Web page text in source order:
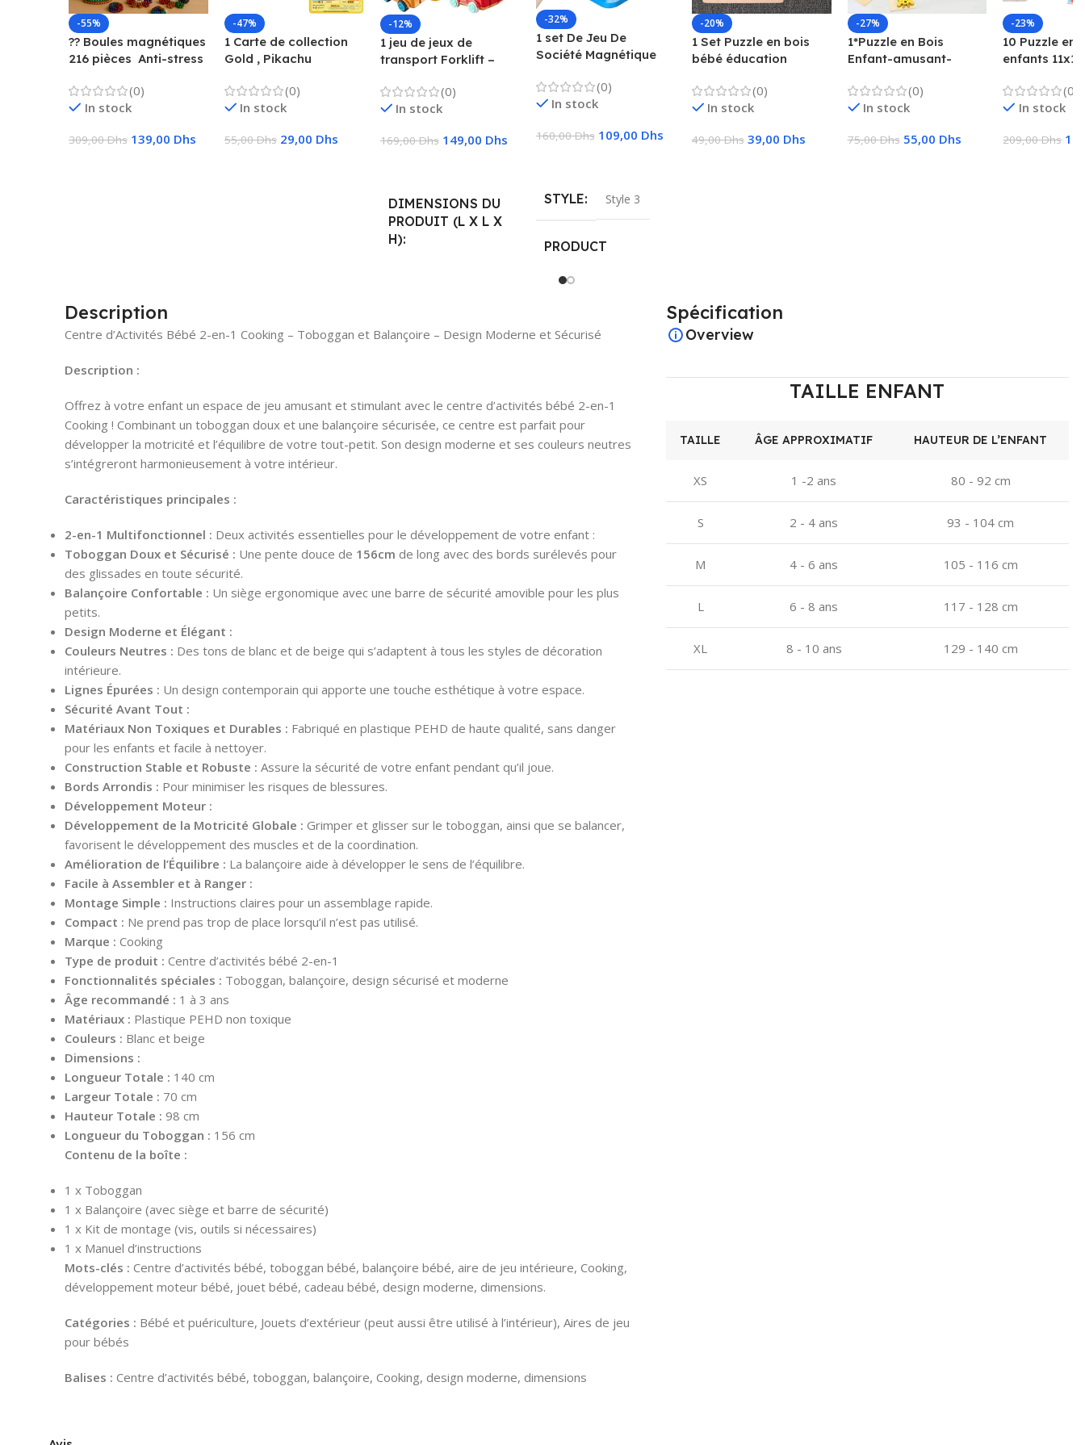
-55%
?? Boules magnétiques
216 pièces  Anti-stress
(0)
In stock
309,00Dhs 139,00 Dhs
-47%
1 Carte de collection
Gold , Pikachu
EX, Métal (0)
In stock
55,00Dhs 29,00 Dhs
-12%
1 jeu de jeux de
transport Forklift –
élévateur, camion
avec fonctions pour
(0)
In stock
169,00Dhs 149,00 Dhs
DIMENSIONS DU
PRODUIT (L X L X
H)
ÂGE
‎24 mois – 5 ans
MATIÈRE
DISPONIBILITÉ
‎Information
indisponible sur les
ASIN
(DESCRIPTION)
-32%
1 set De Jeu De
Société Magnétique
L’imagination Et La
Créativité, Convient
Familial 28x28x4cm
(0)
In stock
160,00Dhs 109,00 Dhs
STYLE Style 3
PRODUCT
AGE
36 months and up
‎magnet102
LANGUAGE:
NUMBER OF GAME
PLAYERS
ASIN
-20%
1 Set Puzzle en bois
bébé éducation
enfants pensée
logique carré jouet
(0)
In stock
49,00Dhs 39,00 Dhs
-27%
1*Puzzle en Bois
Enfant-amusant-
(0)
In stock
75,00Dhs 55,00 Dhs
-23%
10 Puzzle en
enfants
cadeaux (0)
In stock
209,00Dhs
Description
Centre d’Activités Bébé 2-en-1 Cooking – Toboggan et Balançoire – Design Moderne et Sécurisé
Description :
Offrez à votre enfant un espace de jeu amusant et stimulant avec le centre d’activités bébé 2-en-1
Cooking ! Combinant un toboggan doux et une balançoire sécurisée, ce centre est parfait pour
développer la motricité et l’équilibre de votre tout-petit. Son design moderne et ses couleurs neutres
s’intégreront harmonieusement à votre intérieur.
Caractéristiques principales :
2-en-1 Multifonctionnel : Deux activités essentielles pour le développement de votre enfant :
Toboggan Doux et Sécurisé : Une pente douce de 156cm de long avec des bords surélevés pour
des glissades en toute sécurité.
Balançoire Confortable : Un siège ergonomique avec une barre de sécurité amovible pour les plus
petits.
Design Moderne et Élégant :
Couleurs Neutres : Des tons de blanc et de beige qui s’adaptent à tous les styles de décoration
intérieure.
Lignes Épurées : Un design contemporain qui apporte une touche esthétique à votre espace.
Sécurité Avant Tout :
Matériaux Non Toxiques et Durables : Fabriqué en plastique PEHD de haute qualité, sans danger
pour les enfants et facile à nettoyer.
Construction Stable et Robuste : Assure la sécurité de votre enfant pendant qu’il joue.
Bords Arrondis : Pour minimiser les risques de blessures.
Développement Moteur :
Développement de la Motricité Globale : Grimper et glisser sur le toboggan, ainsi que se balancer,
favorisent le développement des muscles et de la coordination.
Amélioration de l’Équilibre : La balançoire aide à développer le sens de l’équilibre.
Facile à Assembler et à Ranger :
Montage Simple : Instructions claires pour un assemblage rapide.
Compact : Ne prend pas trop de place lorsqu’il n’est pas utilisé.
Marque : Cooking
Type de produit : Centre d’activités bébé 2-en-1
Fonctionnalités spéciales : Toboggan, balançoire, design sécurisé et moderne
Âge recommandé : 1 à 3 ans
Matériaux : Plastique PEHD non toxique
Couleurs : Blanc et beige
Dimensions :
Longueur Totale : 140 cm
Largeur Totale : 70 cm
Hauteur Totale : 98 cm
Longueur du Toboggan : 156 cm
Contenu de la boîte :
1 x Toboggan
1 x Balançoire (avec siège et barre de sécurité)
1 x Kit de montage (vis, outils si nécessaires)
1 x Manuel d’instructions
Mots-clés : Centre d’activités bébé, toboggan bébé, balançoire bébé, aire de jeu intérieure, Cooking,
développement moteur bébé, jouet bébé, cadeau bébé, design moderne, dimensions.
Catégories : Bébé et puériculture, Jouets d’extérieur (peut aussi être utilisé à l’intérieur), Aires de jeu
pour bébés
Balises : Centre d’activités bébé, toboggan, balançoire, Cooking, design moderne, dimensions
Spécification
Overview
TAILLE ENFANT
TAILLE ÂGE APPROXIMATIF HAUTEUR DE L’ENFANT
XS 1 -2 ans 80 - 92 cm
S 2 - 4 ans 93 - 104 cm
M 4 - 6 ans 105 - 116 cm
L 6 - 8 ans 117 - 128 cm
XL 8 - 10 ans 129 - 140 cm